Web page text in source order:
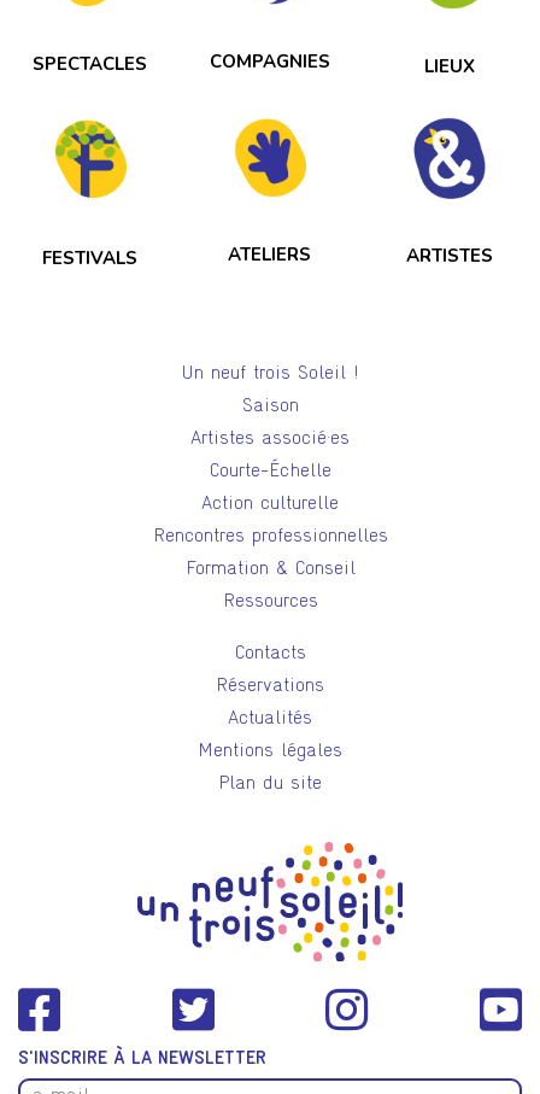
SPECTACLES COMPAGNIES LIEUX
FESTIVALS ATELIERS ARTISTES
Un neuf trois Soleil !
Saison
Artistes associé·es
Courte-Échelle
Action culturelle
Rencontres professionnelles
Formation & Conseil
Ressources
Contacts
Réservations
Actualités
Mentions légales
Plan du site
S'INSCRIRE À LA NEWSLETTER